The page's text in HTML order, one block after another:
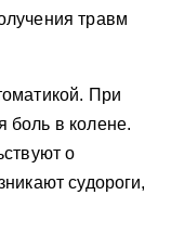
травм
При
боль в колене.
о
судороги,